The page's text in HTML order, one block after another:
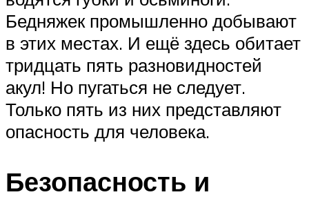
Бедняжек промышленно добывают
в этих местах. И ещё здесь обитает
тридцать пять разновидностей
акул! Но пугаться не следует.
Только пять из них представляют
опасность для человека.
Безопасность и